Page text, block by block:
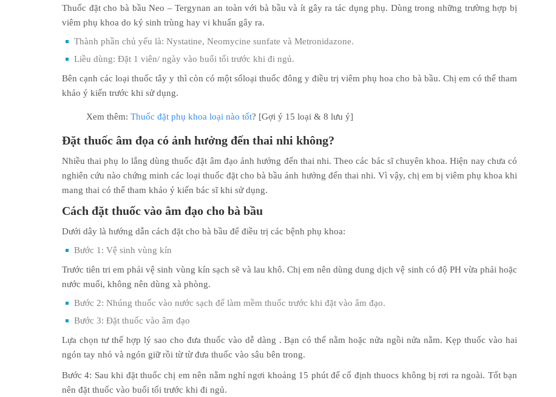
Thuốc đặt cho bà bầu Neo – Tergynan an toàn với bà bầu và ít gây ra tác dụng phụ. Dùng trong những trường hợp bị
viêm phụ khoa do ký sinh trùng hay vi khuẩn gây ra.
Thành phần chủ yếu là: Nystatine, Neomycine sunfate và Metronidazone.
Liều dùng: Đặt 1 viên/ ngày vào buổi tối trước khi đi ngủ.
Bên cạnh các loại thuốc tây y thì còn có một sốloại thuốc đông y điều trị viêm phụ hoa cho bà bầu. Chị em có thể tham
khảo ý kiến trước khi sử dụng.
Xem thêm: Thuốc đặt phụ khoa loại nào tốt? [Gợi ý 15 loại & 8 lưu ý]
Đặt thuốc âm đọa có ảnh hưởng đến thai nhi không?
Nhiều thai phụ lo lắng dùng thuốc đặt âm đạo ảnh hưởng đến thai nhi. Theo các bác sĩ chuyên khoa. Hiện nay chưa có
nghiên cứu nào chứng minh các loại thuốc đặt cho bà bầu ảnh hưởng đến thai nhi. Vì vậy, chị em bị viêm phụ khoa khi
mang thai có thể tham khảo ý kiến bác sĩ khi sử dụng.
Cách đặt thuốc vào âm đạo cho bà bầu
Dưới dây là hướng dẫn cách đặt cho bà bầu để điều trị các bệnh phụ khoa:
Bước 1: Vệ sinh vùng kín
Trước tiên tri em phải vệ sinh vùng kín sạch sẽ và lau khô. Chị em nên dùng dung dịch vệ sinh có độ PH vừa phải hoặc
nước muối, không nên dùng xà phòng.
Bước 2: Nhúng thuốc vào nước sạch để làm mềm thuốc trước khi đặt vào âm đạo.
Bước 3: Đặt thuốc vào âm đạo
Lựa chọn tư thế hợp lý sao cho đưa thuốc vào dễ dàng . Bạn có thể nằm hoặc nửa ngồi nửa nằm. Kẹp thuốc vào hai
ngón tay nhỏ và ngón giữ rồi từ từ đưa thuốc vào sâu bên trong.
Bước 4: Sau khi đặt thuốc chị em nên nằm nghỉ ngơi khoảng 15 phút để cố định thuocs không bị rơi ra ngoài. Tốt bạn
nên đặt thuốc vào buổi tối trước khi đi ngủ.